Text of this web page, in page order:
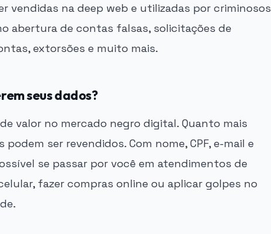
vendidas na deep web e utilizadas por criminosos
abertura de contas falsas, solicitações de
extorsões e muito mais.
seus dados?
valor no mercado negro digital. Quanto mais
ser revendidos. Com nome, CPF, e-mail e
se passar por você em atendimentos de
fazer compras online ou aplicar golpes no